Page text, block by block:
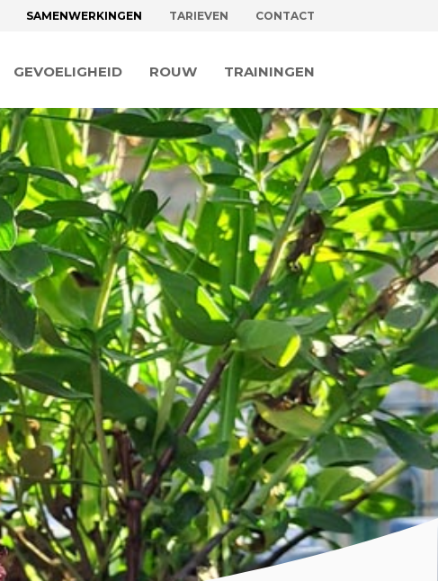
SAMENWERKINGEN TARIEVEN CONTACT
GEVOELIGHEID ROUW TRAININGEN